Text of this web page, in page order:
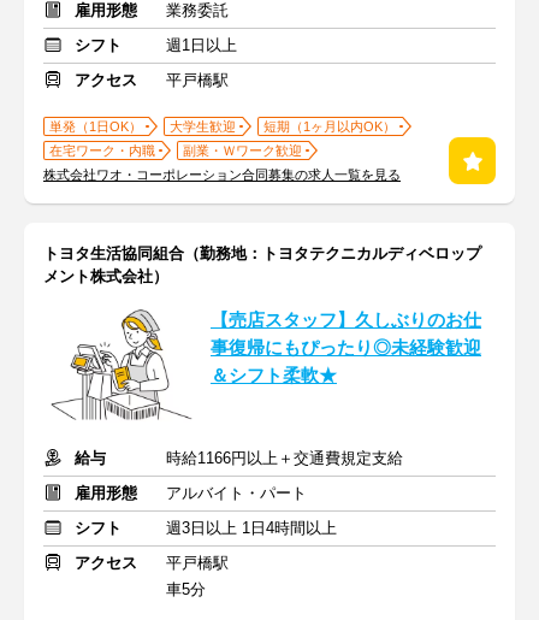
雇用形態
業務委託
シフト
週1日以上
アクセス
平戸橋駅
単発（1日OK） 大学生歓迎
短期（1ヶ月以内OK）
在宅ワーク・内職
副業・Ｗワーク歓迎
株式会社ワオ・コーポレーション合同募集の求人一覧を見る
トヨタ生活協同組合（勤務地：トヨタテクニカルディベロップ
メント株式会社）
【売店スタッフ】久しぶりのお仕
事復帰にもぴったり◎未経験歓迎
＆シフト柔軟★
給与
時給1166円以上＋交通費規定支給
雇用形態
アルバイト・パート
シフト
週3日以上 1日4時間以上
アクセス
平戸橋駅
車5分